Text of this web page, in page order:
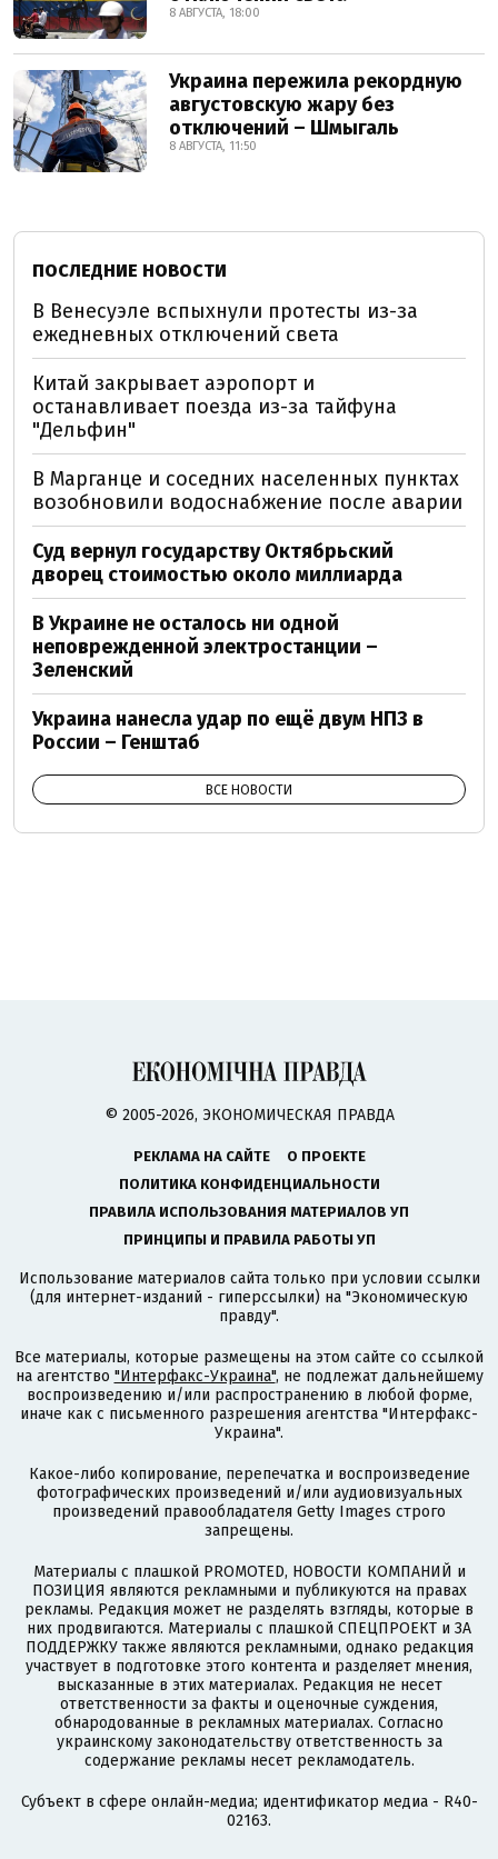
8 АВГУСТА, 18:00
Украина пережила рекордную
августовскую жару без
отключений – Шмыгаль
8 АВГУСТА, 11:50
ПОСЛЕДНИЕ НОВОСТИ
В Венесуэле вспыхнули протесты из-за
ежедневных отключений света
Китай закрывает аэропорт и
останавливает поезда из-за тайфуна
"Дельфин"
В Марганце и соседних населенных пунктах
возобновили водоснабжение после аварии
Суд вернул государству Октябрьский
дворец стоимостью около миллиарда
В Украине не осталось ни одной
неповрежденной электростанции –
Зеленский
Украина нанесла удар по ещё двум НПЗ в
России – Генштаб
ВСЕ НОВОСТИ
© 2005-2026, ЭКОНОМИЧЕСКАЯ ПРАВДА
РЕКЛАМА НА САЙТЕ
О ПРОЕКТЕ
ПОЛИТИКА КОНФИДЕНЦИАЛЬНОСТИ
ПРАВИЛА ИСПОЛЬЗОВАНИЯ МАТЕРИАЛОВ УП
ПРИНЦИПЫ И ПРАВИЛА РАБОТЫ УП
Использование материалов сайта только при условии ссылки
(для интернет-изданий - гиперссылки) на "Экономическую
правду".
Все материалы, которые размещены на этом сайте со ссылкой
на агентство "Интерфакс-Украина", не подлежат дальнейшему
воспроизведению и/или распространению в любой форме,
иначе как с письменного разрешения агентства "Интерфакс-
Украина".
Какое-либо копирование, перепечатка и воспроизведение
фотографических произведений и/или аудиовизуальных
произведений правообладателя Getty Images строго
запрещены.
Материалы с плашкой PROMOTED, НОВОСТИ КОМПАНИЙ и
ПОЗИЦИЯ являются рекламными и публикуются на правах
рекламы. Редакция может не разделять взгляды, которые в
них продвигаются. Материалы с плашкой СПЕЦПРОЕКТ и ЗА
ПОДДЕРЖКУ также являются рекламными, однако редакция
участвует в подготовке этого контента и разделяет мнения,
высказанные в этих материалах. Редакция не несет
ответственности за факты и оценочные суждения,
обнародованные в рекламных материалах. Согласно
украинскому законодательству ответственность за
содержание рекламы несет рекламодатель.
Субъект в сфере онлайн-медиа; идентификатор медиа - R40-
02163.